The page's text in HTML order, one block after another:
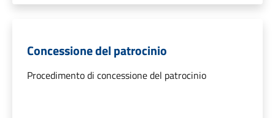
Concessione del patrocinio
Procedimento di concessione del patrocinio